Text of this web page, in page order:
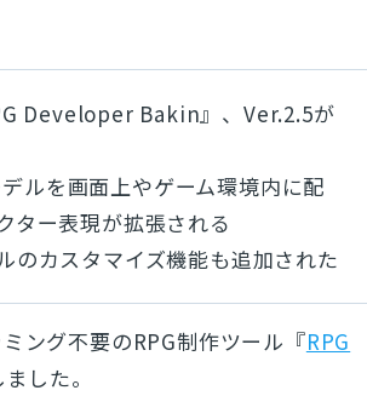
Developer Bakin』、Ver.2.5が
ルを画面上やゲーム環境内に配
ター表現が拡張される
のカスタマイズ機能も追加された
ング不要のRPG制作ツール『RPG
した。